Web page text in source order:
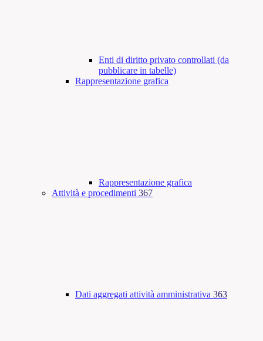
Enti di diritto privato controllati (da
pubblicare in tabelle)
Rappresentazione grafica
Rappresentazione grafica
Attività e procedimenti 367
Dati aggregati attività amministrativa 363